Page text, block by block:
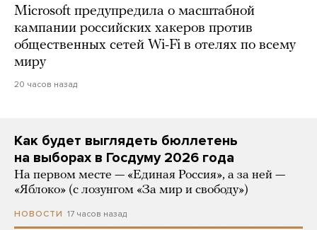
Microsoft предупредила о масштабной
кампании российских хакеров против
общественных сетей Wi-Fi в отелях по всему
миру
20 часов назад
Как будет выглядеть бюллетень
на выборах в Госдуму 2026 года
На первом месте — «Единая Россия», а за ней —
«Яблоко» (с лозунгом «За мир и свободу»)
НОВОСТИ 17 часов назад